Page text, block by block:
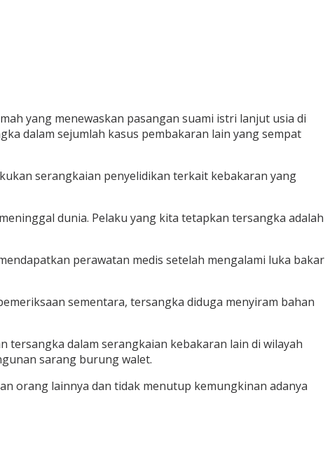
yang menewaskan pasangan suami istri lanjut usia di
dalam sejumlah kasus pembakaran lain yang sempat
serangkaian penyelidikan terkait kebakaran yang
dunia. Pelaku yang kita tetapkan tersangka adalah
perawatan medis setelah mengalami luka bakar
sementara, tersangka diduga menyiram bahan
dalam serangkaian kebakaran lain di wilayah
sarang burung walet.
orang lainnya dan tidak menutup kemungkinan adanya